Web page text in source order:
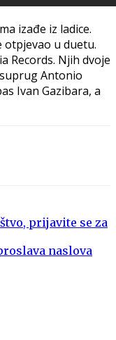
izađe iz ladice.
otpjevao u duetu.
Records. Njih dvoje
Antonio
Ivan Gazibara, a
prijavite se za
naslova